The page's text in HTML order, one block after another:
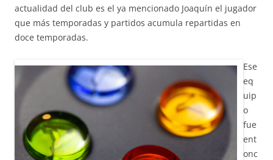
actualidad del club es el ya mencionado Joaquín el jugador
que más temporadas y partidos acumula repartidas en
doce temporadas.
Ese
eq
uip
o
fue
ent
onc